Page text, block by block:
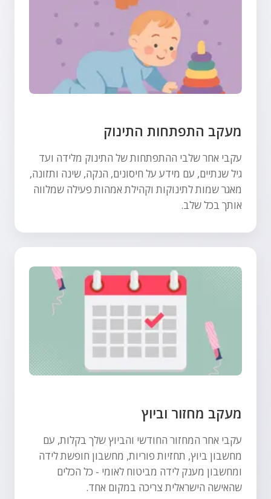
מעקב התפתחות התינוק
עקבי אחר שלבי ההתפתחות של התינוק מלידה ועד
גיל שנתיים, עם מידע על חיסונים, הנקה, שינה ותזונה,
מאגר שמות לתינוקות וקהילת אמהות פעילה שמלווה
אותך בכל שלב.
מעקב מחזור וביוץ
עקבי אחר המחזור החודשי והביוץ שלך בקלות, עם
מחשבון ביוץ, תחזיות פוריות, מחשבון חופשת לידה
ומחשבון מענק לידה מביטוח לאומי - כל הכלים
שהאישה הישראלית צריכה במקום אחד.